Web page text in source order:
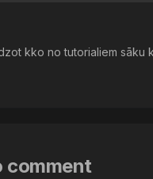
kko no tutorialiem sāku
comment